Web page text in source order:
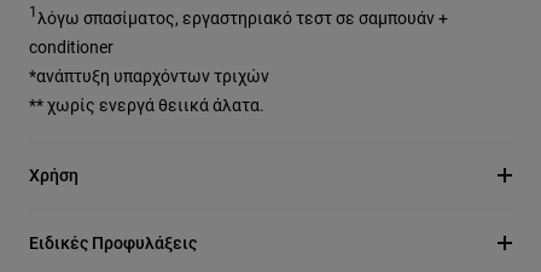
1 λόγω σπασίματος, εργαστηριακό τεστ σε σαμπουάν +
conditioner
*ανάπτυξη υπαρχόντων τριχών
** χωρίς ενεργά θειικά άλατα.
Χρήση
Ειδικές Προφυλάξεις